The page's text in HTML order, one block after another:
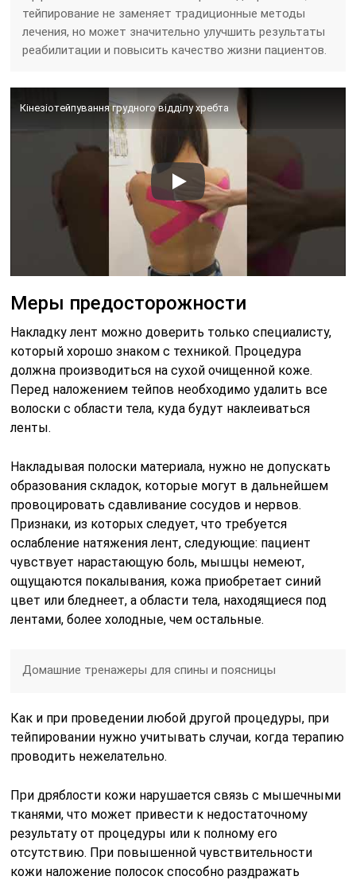
тейпирование не заменяет традиционные методы
лечения, но может значительно улучшить результаты
реабилитации и повысить качество жизни пациентов.
Кінезіотейпування грудного відділу хребта
Меры предосторожности
Накладку лент можно доверить только специалисту,
который хорошо знаком с техникой. Процедура
должна производиться на сухой очищенной коже.
Перед наложением тейпов необходимо удалить все
волоски с области тела, куда будут наклеиваться
ленты.
Накладывая полоски материала, нужно не допускать
образования складок, которые могут в дальнейшем
провоцировать сдавливание сосудов и нервов.
Признаки, из которых следует, что требуется
ослабление натяжения лент, следующие: пациент
чувствует нарастающую боль, мышцы немеют,
ощущаются покалывания, кожа приобретает синий
цвет или бледнеет, а области тела, находящиеся под
лентами, более холодные, чем остальные.
Домашние тренажеры для спины и поясницы
Как и при проведении любой другой процедуры, при
тейпировании нужно учитывать случаи, когда терапию
проводить нежелательно.
При дряблости кожи нарушается связь с мышечными
тканями, что может привести к недостаточному
результату от процедуры или к полному его
отсутствию. При повышенной чувствительности
кожи наложение полосок способно раздражать